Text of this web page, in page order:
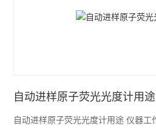
自动进样原子荧光光度计用途
自动进样原子荧光光度计用途 仪器工作原理：基态原子吸收光源